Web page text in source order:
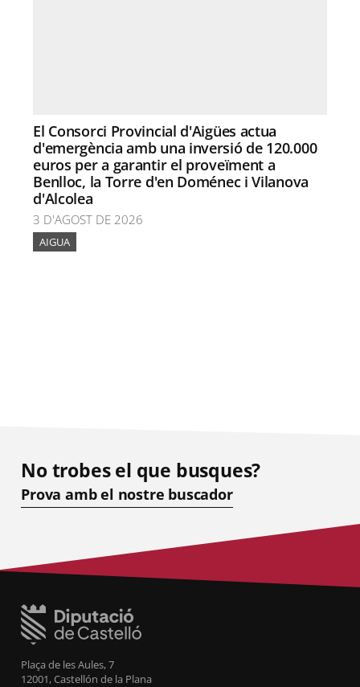
El Consorci Provincial d'Aigües actua
d'emergència amb una inversió de 120.000
euros per a garantir el proveïment a
Benlloc, la Torre d'en Doménec i Vilanova
d'Alcolea
3 D'AGOST DE 2026
AIGUA
No trobes el que busques?
Prova amb el nostre buscador
Plaça de les Aules, 7
12001, Castellón de la Plana